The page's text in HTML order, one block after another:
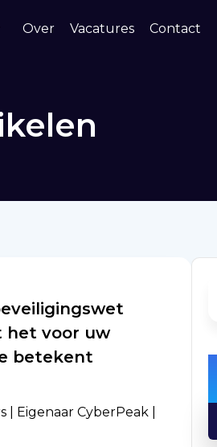
Over Vacatures Contact
het voor uw
betekent
| Eigenaar CyberPeak |